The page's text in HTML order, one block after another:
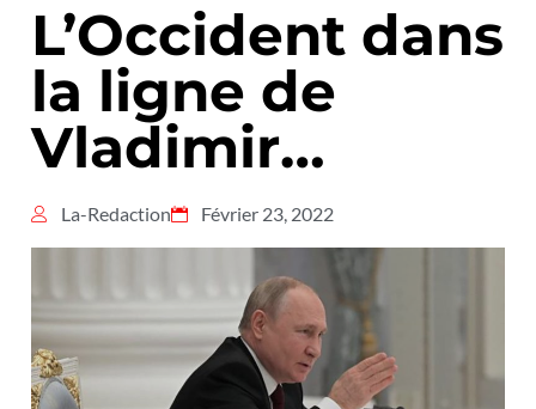
L’Occident dans
la ligne de
Vladimir…
La-Redaction Février 23, 2022